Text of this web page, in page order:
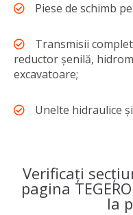
Piese de schimb
Transmisii
reductor șenilă,
excavatoare;
Unelte hidraulice
Verificați
pagina
la